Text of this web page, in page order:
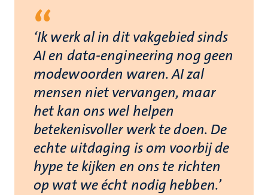
“
‘Ik werk al in dit vakgebied sinds
AI en data-engineering nog geen
modewoorden waren. AI zal
mensen niet vervangen, maar
het kan ons wel helpen
betekenisvoller werk te doen. De
echte uitdaging is om voorbij de
hype te kijken en ons te richten
op wat we écht nodig hebben.’